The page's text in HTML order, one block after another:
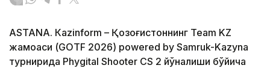
ASTANА. Кazinform – Қозоғистоннинг Team KZ
жамоаси (GOTF 2026) powered by Samruk-Kazyna
турнирида Phygital Shooter CS 2 йўналиши бўйича